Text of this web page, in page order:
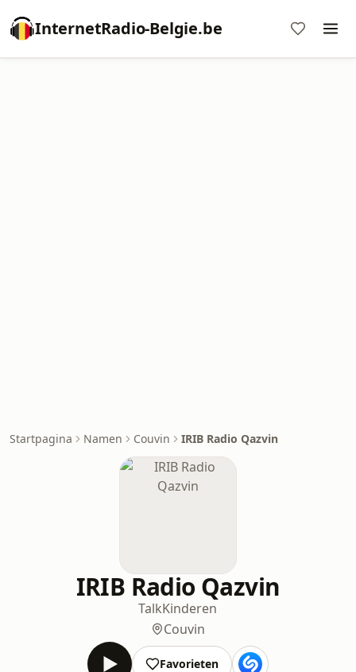
InternetRadio-Belgie.be
Startpagina Namen Couvin IRIB Radio Qazvin
IRIB Radio Qazvin
TalkKinderen
Couvin
Favorieten